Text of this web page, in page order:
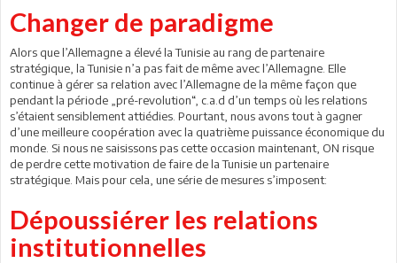
Changer de paradigme
Alors que l’Allemagne a élevé la Tunisie au rang de partenaire
stratégique, la Tunisie n’a pas fait de même avec l’Allemagne. Elle
continue à gérer sa relation avec l’Allemagne de la même façon que
pendant la période „pré-revolution“, c.a.d d’un temps où les relations
s’étaient sensiblement attiédies. Pourtant, nous avons tout à gagner
d’une meilleure coopération avec la quatrième puissance économique du
monde. Si nous ne saisissons pas cette occasion maintenant, ON risque
de perdre cette motivation de faire de la Tunisie un partenaire
stratégique. Mais pour cela, une série de mesures s’imposent:
Dépoussiérer les relations
institutionnelles